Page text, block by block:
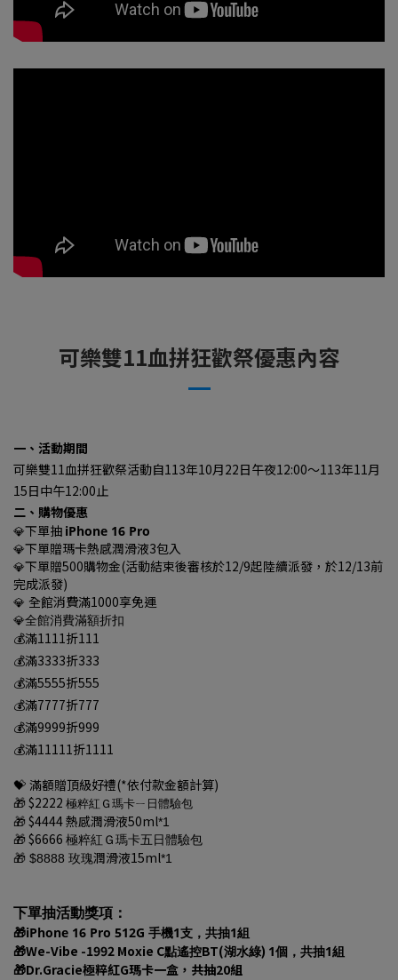
可樂雙11血拼狂歡祭優惠內容
一、活動期間
可樂雙11血拼狂歡祭活動自113年10月22日午夜12:00～113年11月
15日中午12:00止
二、購物優惠
💎下單抽 iPhone 16 Pro
💎下單贈瑪卡熱感潤滑液3包入
💎下單贈500購物金(活動結束後審核於12/9起陸續派發，於12/13前
完成派發)
💎 全館消費滿1000享免運
💎全館消費滿額折扣
💰滿1111折111
💰滿3333折333
💰滿5555折555
💰滿7777折777
💰滿9999折999
💰滿11111折1111
💝 滿額贈頂級好禮(*依付款金額計算)
🎁 $2222 極粹紅Ｇ瑪卡ㄧ日體驗包
🎁 $4444 熱感潤滑液50ml*1
🎁 $6666 極粹紅Ｇ瑪卡五日體驗包
🎁 $8888 玫瑰潤滑液15ml*1
下單抽活動獎項：
🎁iPhone 16 Pro 512G 手機1支，共抽1組
🎁We-Vibe -1992 Moxie C點遙控BT(湖水綠) 1個，共抽1組
🎁Dr.Gracie極粹紅G瑪卡一盒，共抽20組